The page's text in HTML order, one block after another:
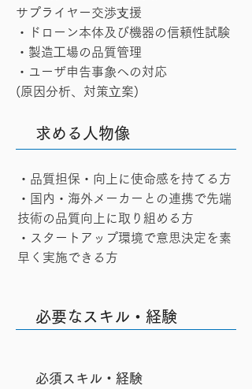
サプライヤー交渉⽀援
・ドローン本体及び機器の信頼性試験
・製造⼯場の品質管理
・ユーザ申告事象への対応
(原因分析、対策⽴案)
求める人物像
・品質担保・向上に使命感を持てる方
・国内・海外メーカーとの連携で先端
技術の品質向上に取り組める方
・スタートアップ環境で意思決定を素
早く実施できる方
必要なスキル・経験
​必須スキル・経験